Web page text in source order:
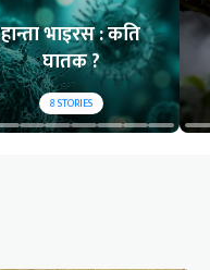
हान्ता भाइरस : कति
घातक ?
8STORIES